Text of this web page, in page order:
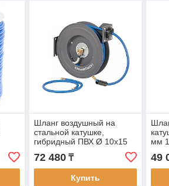
Шланг воздушный на
стальной катушке,
гибридный ПВХ Ø 10х15
72 480₸
Купить
мм
49